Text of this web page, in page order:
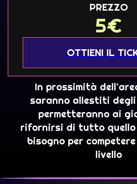
PREZZO
5€
OTTIENI IL
In prossimità
saranno allestiti
permetteranno ai
rifornirsi di tutto quello
bisogno per
livello